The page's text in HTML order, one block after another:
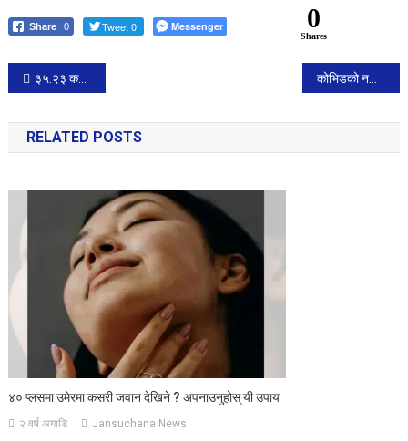
Share 0 Tweet 0 Messenger 0
Shares
Post
navigation
३५.२३ करोडकाे ओपनिङ गरेकाे शाहरुख खानको डंकीले दोस्रो दिनको कति कमाउला ? कोभिडको नयाँ संस्करणबाट बेलायतमा धेरै संक्रमित, बिज्ञ भन्छन, ‘डराई हाल्नु पर्दैन्
RELATED POSTS
४० प्लसमा उमेरमा कसरी जवान देखिने ? अपनाउनुहोस् यी उपाय
२ वर्ष अगाडि Jansuchana News